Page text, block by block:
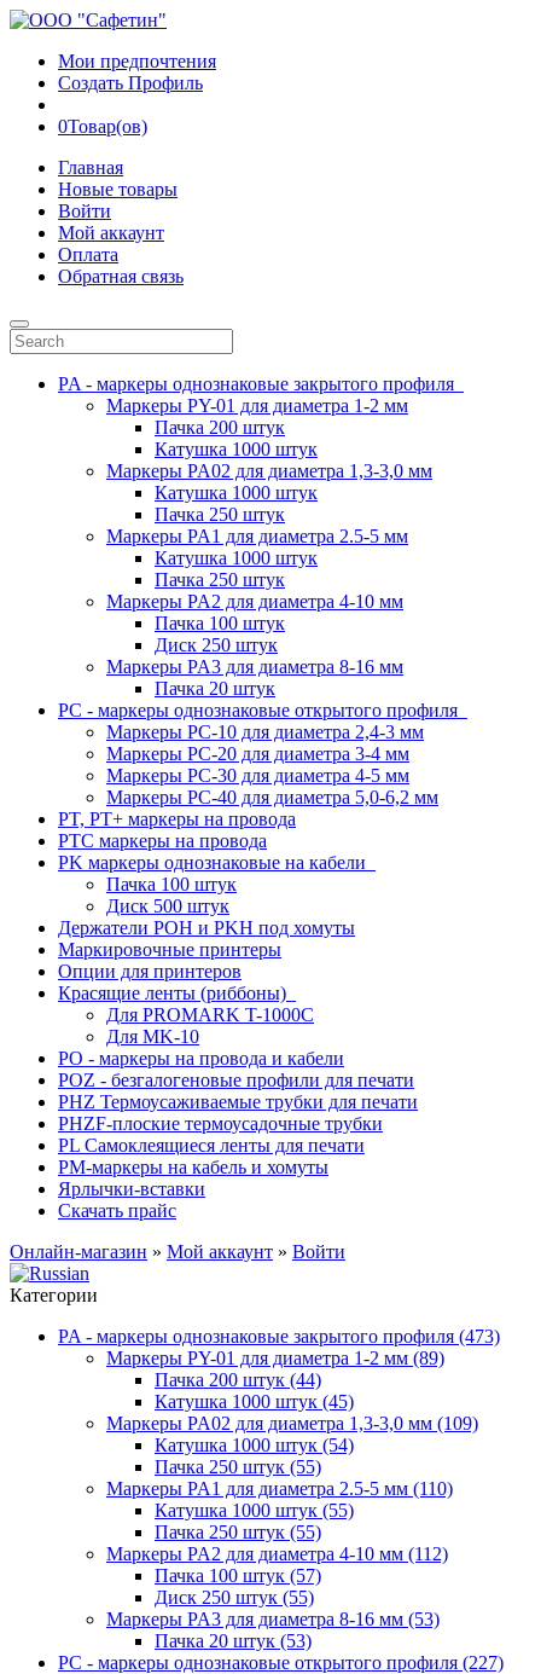
Мои предпочтения
Создать Профиль
0Товар(ов)
Главная
Новые товары
Войти
Мой аккаунт
Оплата
Обратная связь
PA - маркеры однознаковые закрытого профиля
Маркеры PY-01 для диаметра 1-2 мм
Пачка 200 штук
Катушка 1000 штук
Маркеры PA02 для диаметра 1,3-3,0 мм
Катушка 1000 штук
Пачка 250 штук
Маркеры PA1 для диаметра 2.5-5 мм
Катушка 1000 штук
Пачка 250 штук
Маркеры PA2 для диаметра 4-10 мм
Пачка 100 штук
Диск 250 штук
Маркеры PA3 для диаметра 8-16 мм
Пачка 20 штук
PC - маркеры однознаковые открытого профиля
Маркеры PC-10 для диаметра 2,4-3 мм
Маркеры PC-20 для диаметра 3-4 мм
Маркеры PC-30 для диаметра 4-5 мм
Маркеры PC-40 для диаметра 5,0-6,2 мм
PT, PT+ маркеры на провода
PTC маркеры на провода
PK маркеры однознаковые на кабели
Пачка 100 штук
Диск 500 штук
Держатели POH и PKH под хомуты
Маркировочные принтеры
Опции для принтеров
Красящие ленты (риббоны)
Для PROMARK T-1000C
Для MK-10
PO - маркеры на провода и кабели
POZ - безгалогеновые профили для печати
PHZ Термоусаживаемые трубки для печати
PHZF-плоские термоусадочные трубки
PL Самоклеящиеся ленты для печати
PM-маркеры на кабель и хомуты
Ярлычки-вставки
Скачать прайс
Онлайн-магазин » Мой аккаунт » Войти
Категории
PA - маркеры однознаковые закрытого профиля (473)
Маркеры PY-01 для диаметра 1-2 мм (89)
Пачка 200 штук (44)
Катушка 1000 штук (45)
Маркеры PA02 для диаметра 1,3-3,0 мм (109)
Катушка 1000 штук (54)
Пачка 250 штук (55)
Маркеры PA1 для диаметра 2.5-5 мм (110)
Катушка 1000 штук (55)
Пачка 250 штук (55)
Маркеры PA2 для диаметра 4-10 мм (112)
Пачка 100 штук (57)
Диск 250 штук (55)
Маркеры PA3 для диаметра 8-16 мм (53)
Пачка 20 штук (53)
PC - маркеры однознаковые открытого профиля (227)